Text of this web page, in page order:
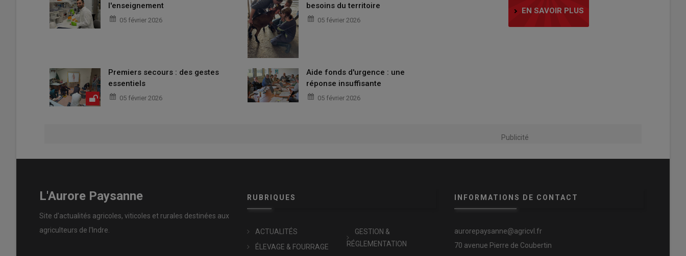
l'enseignement
05 février 2026
besoins du territoire
05 février 2026
Premiers secours : des gestes
essentiels
05 février 2026
Aide fonds d'urgence : une
réponse insuffisante
05 février 2026
EN SAVOIR PLUS
Publicité
L'Aurore Paysanne
Site d'actualités agricoles, viticoles et rurales destinées aux
agriculteurs de l'Indre.
RUBRIQUES
ACTUALITÉS
ÉLEVAGE & FOURRAGE
GESTION &
RÉGLEMENTATION
INFORMATIONS DE CONTACT
aurorepaysanne@agricvl.fr
70 avenue Pierre de Coubertin